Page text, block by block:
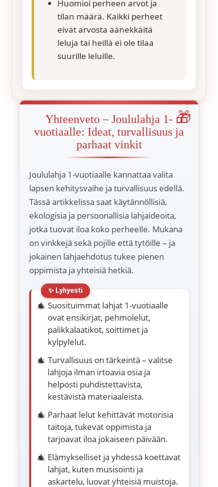
Huomioi perheen arvot ja
tilan määrä. Kaikki perheet
eivät arvosta äänekkäitä
leluja tai heillä ei ole tilaa
suurille leluille.
Yhteenveto – Joululahja 1-
vuotiaalle: Ideat, turvallisuus ja
parhaat vinkit
Joululahja 1-vuotiaalle kannattaa valita
lapsen kehitysvaihe ja turvallisuus edellä.
Tässä artikkelissa saat käytännöllisiä,
ekologisia ja persoonallisia lahjaideoita,
jotka tuovat iloa koko perheelle. Mukana
on vinkkejä sekä pojille että tytöille – ja
jokainen lahjaehdotus tukee pienen
oppimista ja yhteisiä hetkiä.
Suosituimmat lahjat 1-vuotiaalle
ovat ensikirjat, pehmolelut,
palikkalaatikot, soittimet ja
kylpylelut.
Turvallisuus on tärkeintä – valitse
lahjoja ilman irtoavia osia ja
helposti puhdistettavista,
kestävistä materiaaleista.
Parhaat lelut kehittävät motorisia
taitoja, tukevat oppimista ja
tarjoavat iloa jokaiseen päivään.
Elämykselliset ja yhdessä koettavat
lahjat, kuten musisointi ja
askartelu, luovat yhteisiä muistoja.